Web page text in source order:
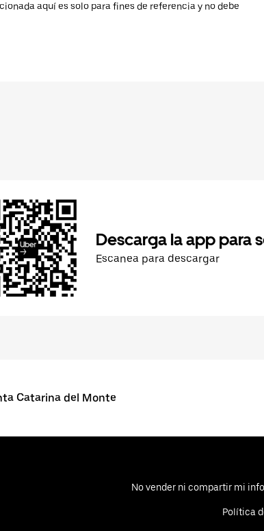
aquí es solo para fines de referencia y no debe
Descarga la app para
Escanea para descargar
Catarina del Monte
No vender ni compartir mi
Política